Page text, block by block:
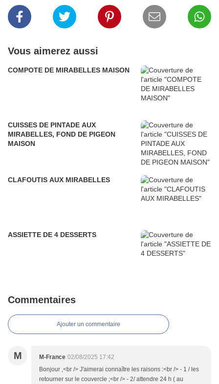
Vous aimerez aussi
COMPOTE DE MIRABELLES MAISON
CUISSES DE PINTADE AUX
MIRABELLES, FOND DE PIGEON
MAISON
CLAFOUTIS AUX MIRABELLES
ASSIETTE DE 4 DESSERTS
Commentaires
Ajouter un commentaire
M M-France 02/08/2025 17:42
Bonjour ,<br /> J'aimerai connaître les raisons :<br /> - 1 / les
retourner sur le couvercle ;<br /> - 2/ attendre 24 h ( au